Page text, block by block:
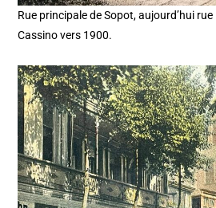
Rue principale de Sopot, aujourd’hui
Cassino vers 1900.